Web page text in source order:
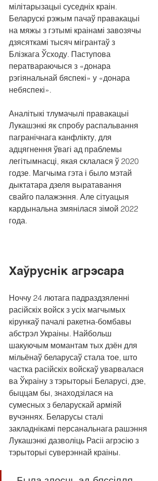
мілітарызацыі суседніх краін.
Беларускі рэжым пачаў правакацыі
на мяжы з гэтымі краінамі завозячы
дзясяткамі тысяч мігрантаў з
Блізкага Ўсходу. Паступова
ператвараючыся з «донара
рэгіянальнай бяспекі» у «донара
небяспекі».
Аналітыкі тлумачылі правакацыі
Лукашэнкі як спробу распальвання
пагранічнага канфлікту, для
адцягнення ўвагі ад праблемы
легітымнасці, якая склалася ў 2020
годзе. Магчыма гэта і было мэтай
дыктатара дзеля выратавання
свайго палажэння. Але сітуацыя
кардынальна змянілася зімой 2022
года.
Хаўруснік агрэсара
Ноччу 24 лютага падраздзяленні
расійскіх войск з усіх магчымых
кірункаў пачалі ракетна-бомбавы
абстрэл Украіны. Найбольш
шакуючым момантам тых дзён для
мільёнаў беларусаў стала тое, што
частка расійскіх войскаў уварвалася
ва Ўкраіну з тэрыторыі Беларусі, дзе,
быццам бы, знаходзілася на
сумесных з беларускай арміяй
вучэннях. Беларусы сталі
закладнікамі персанальнага рашэння
Лукашэнкі дазволіць Расіі агрэсію з
тэрыторыі суверэннай краіны.